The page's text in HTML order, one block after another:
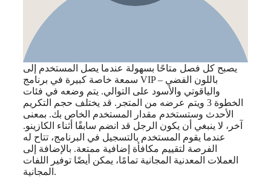
يصبح كل فصل متاحًا بسهولة عندما يصل المستخدم إلى
سمعة خاصة كبيرة في برنامج VIP – باللون الفضي
والياقوتي والأسود على التوالي. يتم وضعه في فئات
الخطوة 3 ويتم عرضه من المتجر. قد يختلف حجم التكريم
الأحدث وستستخدم مقدار المستخدم الخاص بك. بمعنى
آخر، لا ينبغي أن يكون الرجل قد انضم سابقًا أثناء الكازينو.
عندما يقوم المستخدم بالتسجيل في البرنامج، تتاح له
الفرصة لتقييم مكافأة إضافية ممتعة. بالإضافة إلى
العملات المعدنية المجانية تمامًا، يمكن أيضًا توفير اللفات
المجانية.